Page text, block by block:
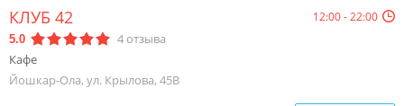
КЛУБ 42 12:00 - 22:00
5.0 4отзыва
Кафе
Йошкар-Ола, ул. Крылова, 45В